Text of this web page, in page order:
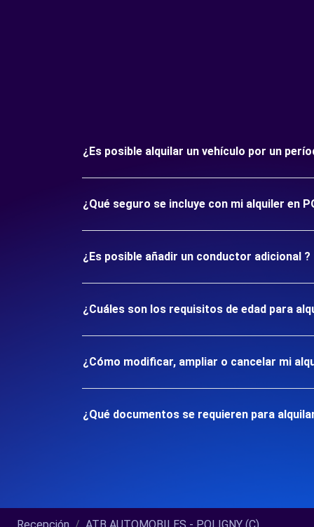
¿Es posible alquilar un vehículo por un
¿Qué seguro se incluye con mi alquiler en
¿Es posible añadir un conductor adicional ?
¿Cuáles son los requisitos de edad para
¿Cómo modificar, ampliar o cancelar mi
¿Qué documentos se requieren para